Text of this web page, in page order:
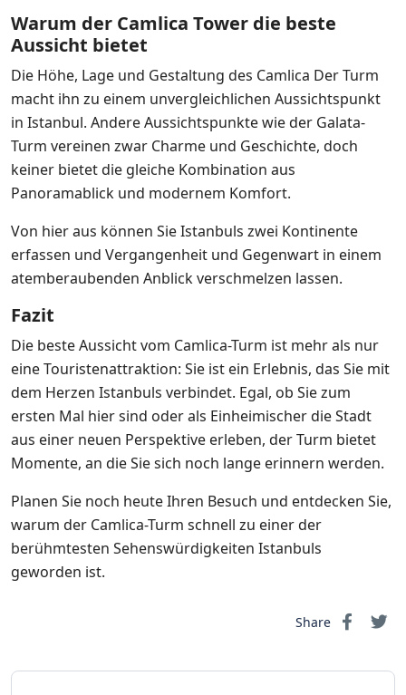
Warum der Camlica Tower die beste
Aussicht bietet
Die Höhe, Lage und Gestaltung des Camlica Der Turm
macht ihn zu einem unvergleichlichen Aussichtspunkt
in Istanbul. Andere Aussichtspunkte wie der Galata-
Turm vereinen zwar Charme und Geschichte, doch
keiner bietet die gleiche Kombination aus
Panoramablick und modernem Komfort.
Von hier aus können Sie Istanbuls zwei Kontinente
erfassen und Vergangenheit und Gegenwart in einem
atemberaubenden Anblick verschmelzen lassen.
Fazit
Die beste Aussicht vom Camlica-Turm ist mehr als nur
eine Touristenattraktion: Sie ist ein Erlebnis, das Sie mit
dem Herzen Istanbuls verbindet. Egal, ob Sie zum
ersten Mal hier sind oder als Einheimischer die Stadt
aus einer neuen Perspektive erleben, der Turm bietet
Momente, an die Sie sich noch lange erinnern werden.
Planen Sie noch heute Ihren Besuch und entdecken Sie,
warum der Camlica-Turm schnell zu einer der
berühmtesten Sehenswürdigkeiten Istanbuls
geworden ist.
Share